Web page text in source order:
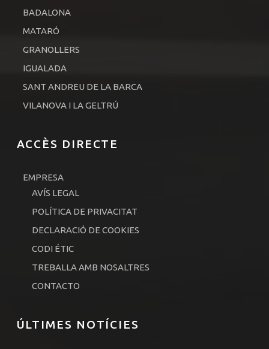
BADALONA
MATARÓ
GRANOLLERS
IGUALADA
SANT ANDREU DE LA BARCA
VILANOVA I LA GELTRÚ
ACCÈS DIRECTE
EMPRESA
AVÍS LEGAL
POLÍTICA DE PRIVACITAT
DECLARACIÓ DE COOKIES
CODI ÉTIC
TREBALLA AMB NOSALTRES
CONTACTO
ÚLTIMES NOTÍCIES